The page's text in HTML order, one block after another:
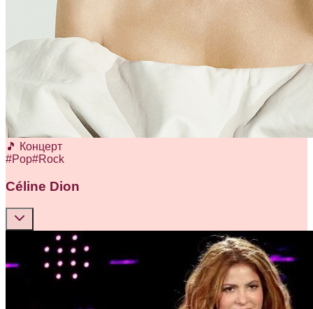
🎵 Концерт
#Pop#Rock
Céline Dion